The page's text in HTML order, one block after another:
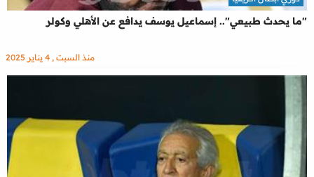
"ما يحدث طبيعي".. إسماعيل يوسف يدافع عن الأهلي وكولر
منذ السبت , 4 يناير 2025